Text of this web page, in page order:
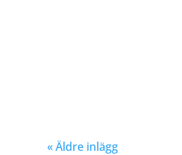
« Äldre inlägg